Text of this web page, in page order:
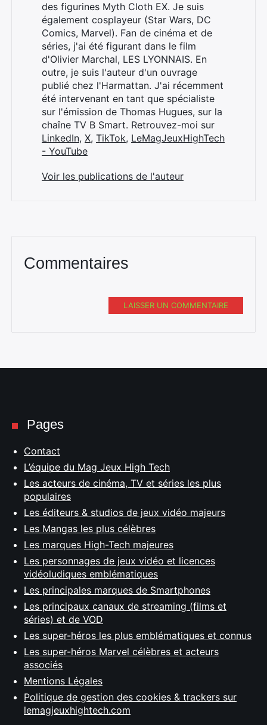
des figurines Myth Cloth EX. Je suis
également cosplayeur (Star Wars, DC
Comics, Marvel). Fan de cinéma et de
séries, j'ai été figurant dans le film
d'Olivier Marchal, LES LYONNAIS. En
outre, je suis l'auteur d'un ouvrage
publié chez l'Harmattan. J'ai récemment
été intervenant en tant que spécialiste
sur l'émission de Thomas Hugues, sur la
chaîne TV B Smart. Retrouvez-moi sur
LinkedIn, X, TikTok, LeMagJeuxHighTech
- YouTube
Voir les publications de l'auteur
Commentaires
LAISSER UN COMMENTAIRE
Pages
Contact
L’équipe du Mag Jeux High Tech
Les acteurs de cinéma, TV et séries les plus
populaires
Les éditeurs & studios de jeux vidéo majeurs
Les Mangas les plus célèbres
Les marques High-Tech majeures
Les personnages de jeux vidéo et licences
vidéoludiques emblématiques
Les principales marques de Smartphones
Les principaux canaux de streaming (films et
séries) et de VOD
Les super-héros les plus emblématiques et connus
Les super-héros Marvel célèbres et acteurs
associés
Mentions Légales
Politique de gestion des cookies & trackers sur
lemagjeuxhightech.com